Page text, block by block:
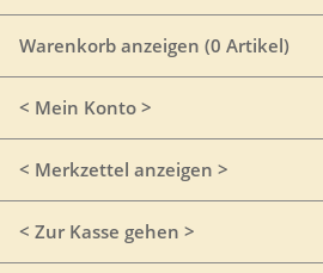
Warenkorb anzeigen (0 Artikel)
< Mein Konto >
< Merkzettel anzeigen >
< Zur Kasse gehen >